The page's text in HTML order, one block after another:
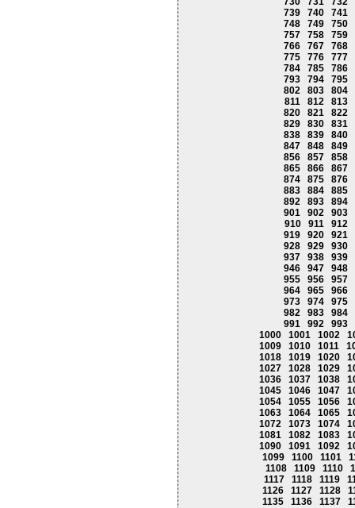
739
740
741
748
749
750
757
758
759
766
767
768
775
776
777
784
785
786
793
794
795
802
803
804
811
812 813
820
821
822
829
830
831
838
839
840
847
848
849
856
857
858
865
866
867
874
875
876
883
884
885
892
893
894
901
902
903
910
911 912
919
920
921
928
929
930
937
938
939
946
947
948
955
956
957
964
965
966
973
974
975
982
983
984
991
992
993
1000
1001 1002
1009
1010 1011
1018
1019 1020
1027
1028 1029
1036
1037 1038
1045
1046 1047
1054
1055 1056
1063
1064 1065
1072
1073 1074
1081
1082 1083
1090
1091 1092
1099
1100 1101
1108
1109 1110
1117
1118 1119
1126
1127 1128
1135
1136 1137